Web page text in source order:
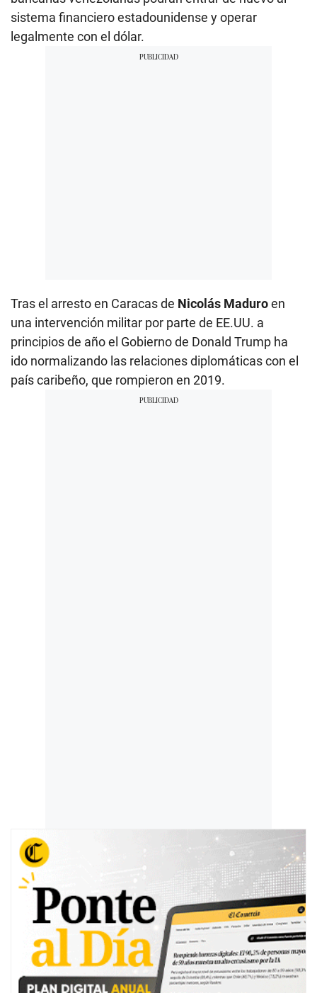
sistema financiero estadounidense y operar
legalmente con el dólar.
Tras el arresto en Caracas de Nicolás Maduroen
una intervención militar por parte de EE.UU. a
principios de año el Gobierno de Donald Trump ha
ido normalizando las relaciones diplomáticas con el
país caribeño, que rompieron en 2019.